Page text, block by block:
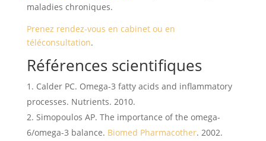
maladies chroniques.
Prenez rendez-vous en cabinet ou en
téléconsultation.
Références scientifiques
Calder PC. Omega-3 fatty acids and inflammatory
processes. Nutrients. 2010.
Simopoulos AP. The importance of the omega-
6/omega-3 balance. Biomed Pharmacother. 2002.